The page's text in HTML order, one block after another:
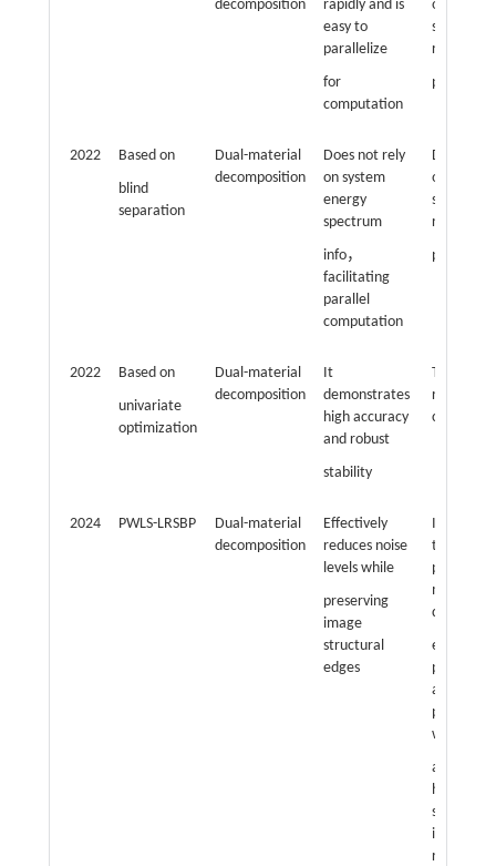
decomposition
rapidly and is
easy to
parallelize
for
computation
on the
selection
2022
Based on
blind
separation
Dual-material
decomposition
Does not rely
on system
energy
spectrum
info，
facilitating
parallel
computation
on the
selection
2022
Based on
univariate
optimization
Dual-material
decomposition
It
demonstrates
high accuracy
and robust
stability
The
relatively
complex
2024 PWLS-LRSBP
Dual-material
decomposition
Effectively
reduces noise
levels while
preserving
image
structural
edges
It is
to ensure
precise
matching
dual-
energy
as the
within the
algorithm
have a
significant
impact
results